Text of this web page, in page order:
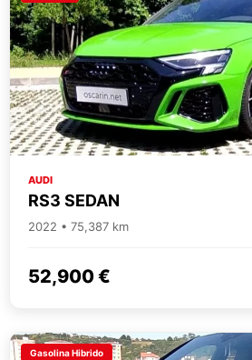
AUDI
RS3 SEDAN
2022 • 75,387 km
52,900 €
Gasolina Hibrido